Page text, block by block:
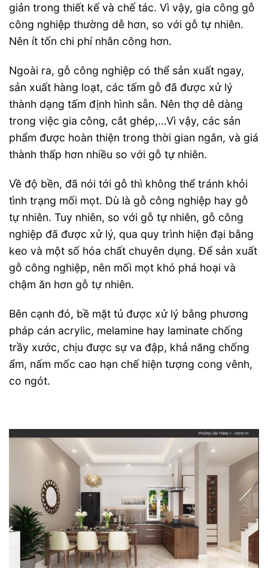
giản trong thiết kế và chế tác. Vì vậy, gia công gỗ
công nghiệp thường dễ hơn, so với gỗ tự nhiên.
Nên ít tốn chi phí nhân công hơn.
Ngoài ra, gỗ công nghiệp có thể sản xuất ngay,
sản xuất hàng loạt, các tấm gỗ đã được xử lý
thành dạng tấm định hình sẵn. Nên thợ dễ dàng
trong việc gia công, cắt ghép,…Vì vậy, các sản
phẩm được hoàn thiện trong thời gian ngắn, và giá
thành thấp hơn nhiều so với gỗ tự nhiên.
Về độ bền, đã nói tới gỗ thì không thể tránh khỏi
tình trạng mối mọt. Dù là gỗ công nghiệp hay gỗ
tự nhiên. Tuy nhiên, so với gỗ tự nhiên, gỗ công
nghiệp đã được xử lý, qua quy trình hiện đại bằng
keo và một số hóa chất chuyên dụng. Để sản xuất
gỗ công nghiệp, nên mối mọt khó phá hoại và
chậm ăn hơn gỗ tự nhiên.
Bên cạnh đó, bề mặt tủ được xử lý bằng phương
pháp cán acrylic, melamine hay laminate chống
trầy xước, chịu được sự va đập, khả năng chống
ẩm, nấm mốc cao hạn chế hiện tượng cong vênh,
co ngót.